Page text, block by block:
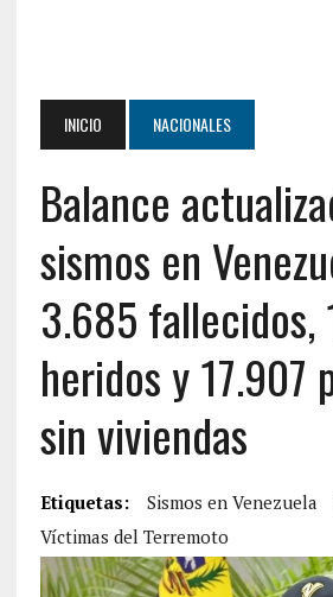
INICIO NACIONALES
Balance
sismos en
3.685 fallecidos,
heridos y 17.907
sin viviendas
Etiquetas: Sismos en Venezuela
Víctimas del Terremoto